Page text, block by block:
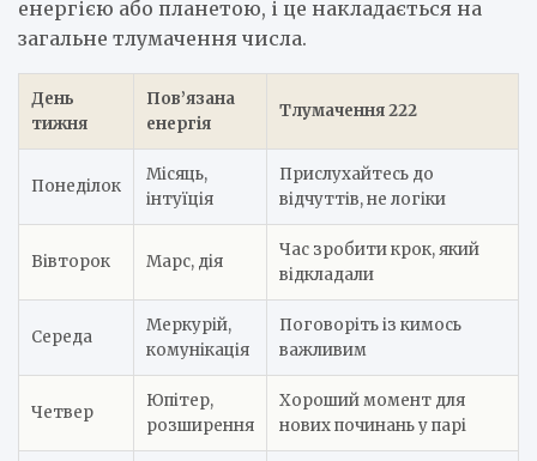
енергією або планетою, і це накладається на
загальне тлумачення числа.
День
тижня
Пов’язана
енергія
Тлумачення 222
Понеділок
Місяць,
інтуїція
Прислухайтесь до
відчуттів, не логіки
Вівторок Марс, дія
Час зробити крок, який
відкладали
Середа
Меркурій,
комунікація
Поговоріть із кимось
важливим
Четвер
Юпітер,
розширення
Хороший момент для
нових починань у парі